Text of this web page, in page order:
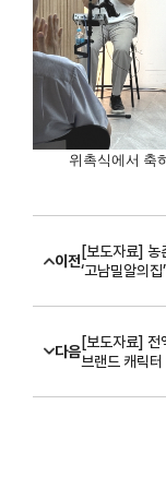
위촉식에서 축
이전
[보도자료] 농
‘고남밀알의집
다음
[보도자료] 전
브랜드 캐릭